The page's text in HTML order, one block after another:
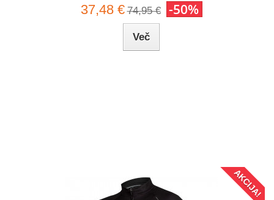
37,48 € 74,95 € -50%
Več
AKCIJA!